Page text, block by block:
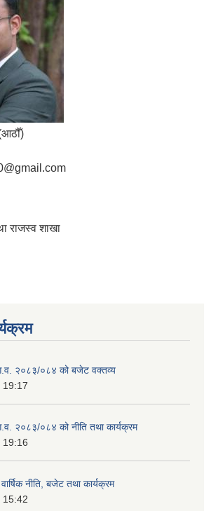
राजस्व शाखा
२०८३/०८४ को बजेट वक्तव्य
19:17
२०८३/०८४ को नीति तथा कार्यक्रम
19:16
नीति, बजेट तथा कार्यक्रम
15:42